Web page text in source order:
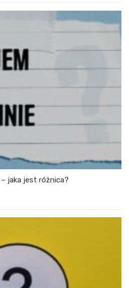
jaka jest różnica?